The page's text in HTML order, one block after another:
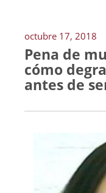
octubre 17, 2018
Pena de
cómo
antes de